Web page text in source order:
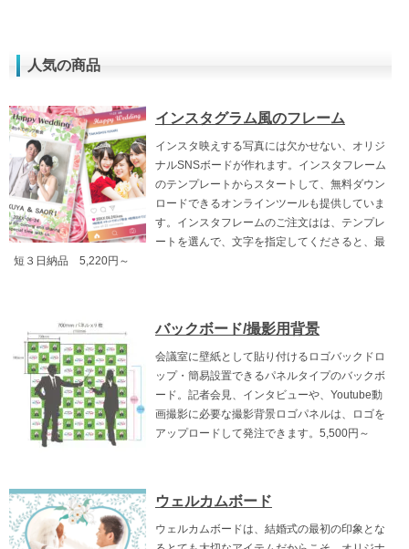
人気の商品
インスタグラム風のフレーム
インスタ映えする写真には欠かせない、オリジ
ナルSNSボードが作れます。インスタフレーム
のテンプレートからスタートして、無料ダウン
ロードできるオンラインツールも提供していま
す。インスタフレームのご注文はは、テンプレ
ートを選んで、文字を指定してくださると、最
短３日納品 5,220円～
バックボード/撮影用背景
会議室に壁紙として貼り付けるロゴバックドロ
ップ・簡易設置できるパネルタイプのバックボ
ード。記者会見、インタビューや、Youtube動
画撮影に必要な撮影背景ロゴパネルは、ロゴを
アップロードして発注できます。5,500円～
ウェルカムボード
ウェルカムボードは、結婚式の最初の印象とな